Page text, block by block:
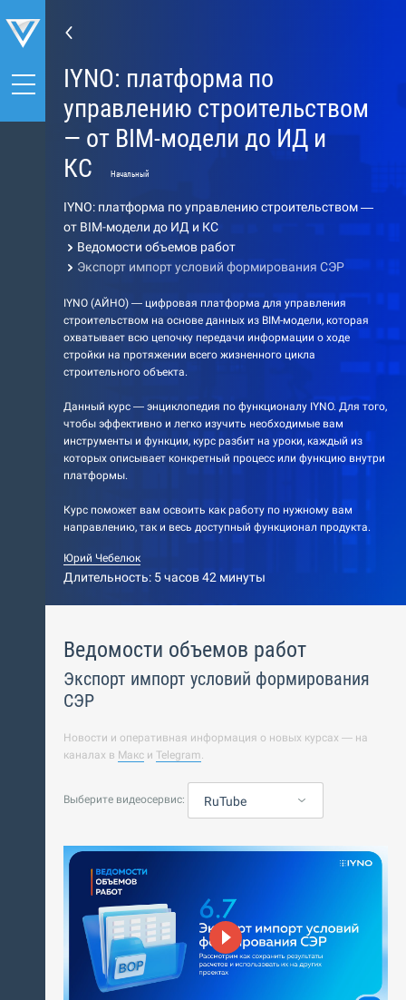
IYNO: платформа по
управлению строительством
— от BIM-модели до ИД и
КС
Начальный
IYNO: платформа по управлению строительством —
от BIM-модели до ИД и КС
Ведомости объемов работ
Экспорт импорт условий формирования СЭР
IYNO (АЙНО) — цифровая платформа для управления
строительством на основе данных из BIM-модели, которая
охватывает всю цепочку передачи информации о ходе
стройки на протяжении всего жизненного цикла
строительного объекта.
Данный курс — энциклопедия по функционалу IYNO. Для того,
чтобы эффективно и легко изучить необходимые вам
инструменты и функции, курс разбит на уроки, каждый из
которых описывает конкретный процесс или функцию внутри
платформы.
Курс поможет вам освоить как работу по нужному вам
направлению, так и весь доступный функционал продукта.
Юрий Чебелюк
Длительность: 5 часов 42 минуты
Ведомости объемов работ
Экспорт импорт условий формирования
СЭР
Новости и оперативная информация о новых курсах — на
каналах в Макс и Telegram.
Выберите видеосервис: RuTube